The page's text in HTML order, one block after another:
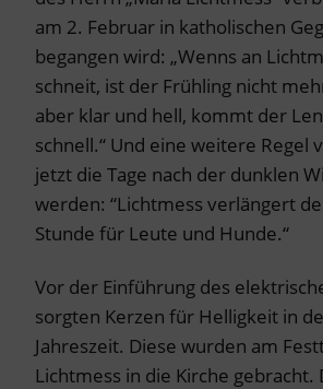
am 2. Februar in katholischen
begangen wird: „Wenns an
schneit, ist der Frühling nicht
aber klar und hell, kommt der
schnell.“ Und eine weitere Regel
jetzt die Tage nach der dunklen
werden: “Lichtmess verlängert
Stunde für Leute und Hunde.“
Vor der Einführung des
sorgten Kerzen für Helligkeit in
Jahreszeit. Diese wurden am
Lichtmess in die Kirche